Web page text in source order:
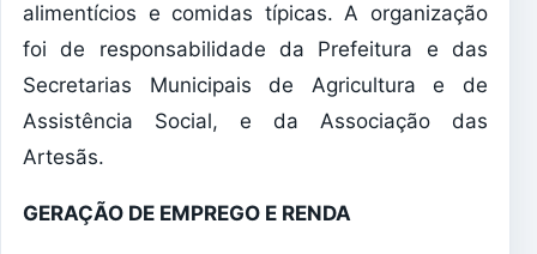
alimentícios e comidas típicas. A organização
foi de responsabilidade da Prefeitura e das
Secretarias Municipais de Agricultura e de
Assistência Social, e da Associação das
Artesãs.
GERAÇÃO DE EMPREGO E RENDA